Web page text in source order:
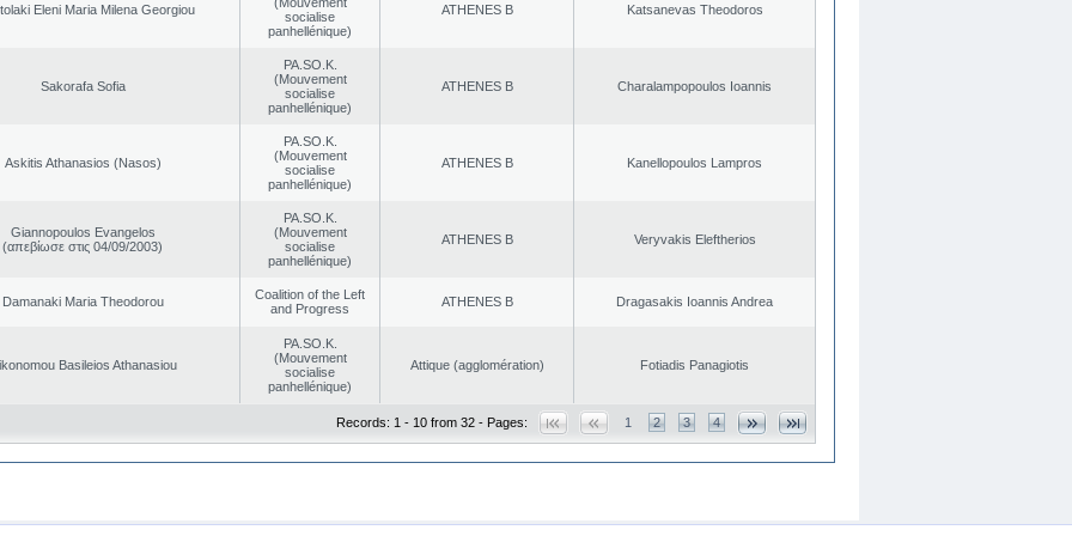
Eleni Maria Milena Georgiou
socialise
panhellénique)
ATHENES Β Katsanevas Theodoros
Sakorafa Sofia
PA.SO.K.
(Mouvement
socialise
panhellénique)
ATHENES Β Charalampopoulos Ioannis
Askitis Athanasios (Nasos)
PA.SO.K.
(Mouvement
socialise
panhellénique)
ATHENES Β Kanellopoulos Lampros
Giannopoulos Evangelos
(απεβίωσε στις 04/09/2003)
PA.SO.K.
(Mouvement
socialise
panhellénique)
ATHENES Β Veryvakis Eleftherios
Damanaki Maria Theodorou
Coalition of the Left
and Progress
ATHENES Β Dragasakis Ioannis Andrea
Basileios Athanasiou
PA.SO.K.
(Mouvement
socialise
panhellénique)
Αttique (agglomération) Fotiadis Panagiotis
Records: 1 - 10 from 32 - Pages: 1 2 3 4